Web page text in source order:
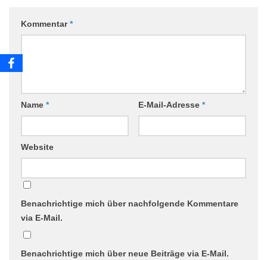
Kommentar*
Name * E-Mail-Adresse *
Website
Benachrichtige mich über nachfolgende Kommentare
via E-Mail.
Benachrichtige mich über neue Beiträge via E-Mail.